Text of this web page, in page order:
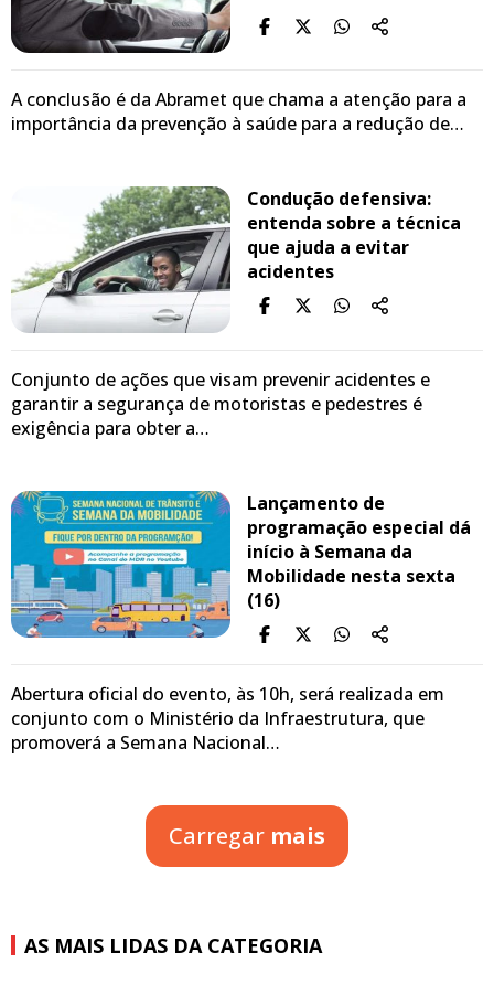
A conclusão é da Abramet que chama a atenção para a
importância da prevenção à saúde para a redução de…
Condução defensiva:
entenda sobre a técnica
que ajuda a evitar
acidentes
Conjunto de ações que visam prevenir acidentes e
garantir a segurança de motoristas e pedestres é
exigência para obter a…
Lançamento de
programação especial dá
início à Semana da
Mobilidade nesta sexta
(16)
Abertura oficial do evento, às 10h, será realizada em
conjunto com o Ministério da Infraestrutura, que
promoverá a Semana Nacional…
Carregar mais
AS MAIS LIDAS DA CATEGORIA